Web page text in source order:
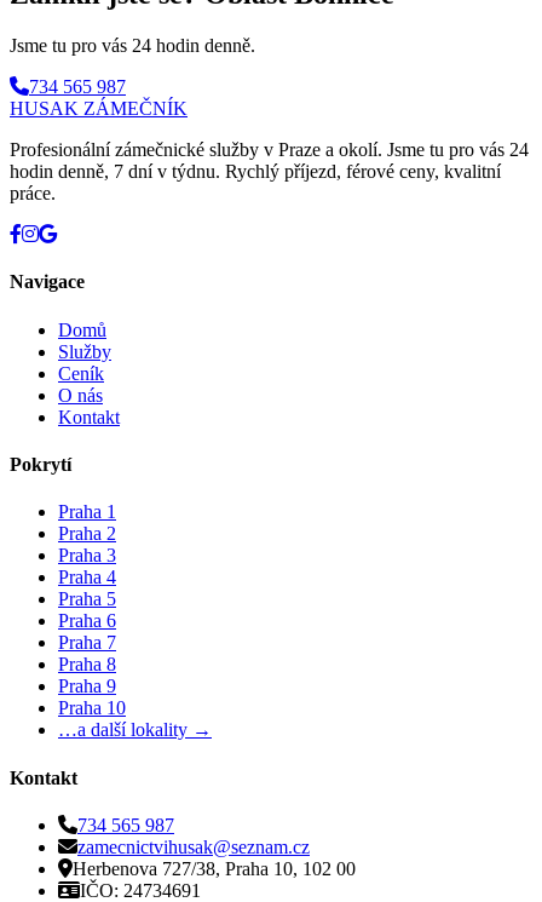
Jsme tu pro vás 24 hodin denně.
734 565 987
HUSAK ZÁMEČNÍK
Profesionální zámečnické služby v Praze a okolí. Jsme tu pro vás 24
hodin denně, 7 dní v týdnu. Rychlý příjezd, férové ceny, kvalitní
práce.
Navigace
Domů
Služby
Ceník
O nás
Kontakt
Pokrytí
Praha 1
Praha 2
Praha 3
Praha 4
Praha 5
Praha 6
Praha 7
Praha 8
Praha 9
Praha 10
…a další lokality →
Kontakt
734 565 987
zamecnictvihusak@seznam.cz
Herbenova 727/38, Praha 10, 102 00
IČO: 24734691